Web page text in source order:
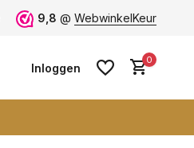
9,8 @ WebwinkelKeur
Inloggen
0